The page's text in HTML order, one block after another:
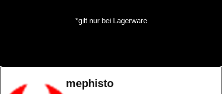
*gilt nur bei Lagerware
mephisto